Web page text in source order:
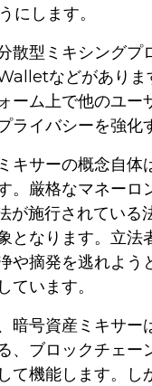
にします。
散型ミキシング
などがありま
ーム上で他のユー
ライバシーを強化
キサーの概念自体
。厳格なマネー
が施行されている
となります。立法
や摘発を逃れよう
ています。
暗号資産ミキサー
、ブロックチェー
て機能します。し